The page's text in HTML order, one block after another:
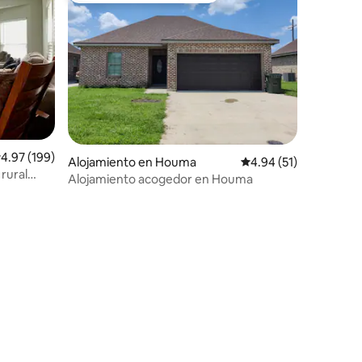
promedio: 4.97 de 5, 199 reseñas
4.97 (199)
Alojamiento en Houma Calificación
4.94 (51)
Alojamiento acogedor en Houma